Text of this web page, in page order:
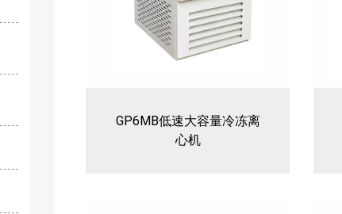
GP6MB低速大容量冷冻离
心机